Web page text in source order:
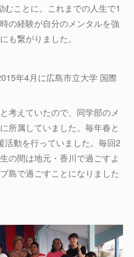
ことに。これまでの人生で1
の経験が自分のメンタルを強
も繋がりました。
年4月に広島市立大学 国際
考えていたので、同学部のメ
所属していました。毎年春と
活動を行っていました。毎回2
の間は地元・香川で過ごすよ
島で過ごすことになりました